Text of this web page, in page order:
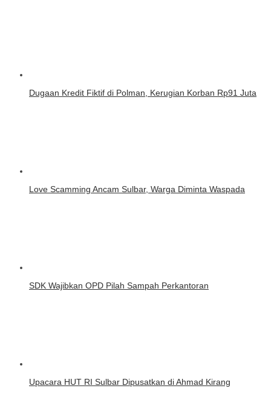
Dugaan Kredit Fiktif di Polman, Kerugian Korban Rp91 Juta
Love Scamming Ancam Sulbar, Warga Diminta Waspada
SDK Wajibkan OPD Pilah Sampah Perkantoran
Upacara HUT RI Sulbar Dipusatkan di Ahmad Kirang